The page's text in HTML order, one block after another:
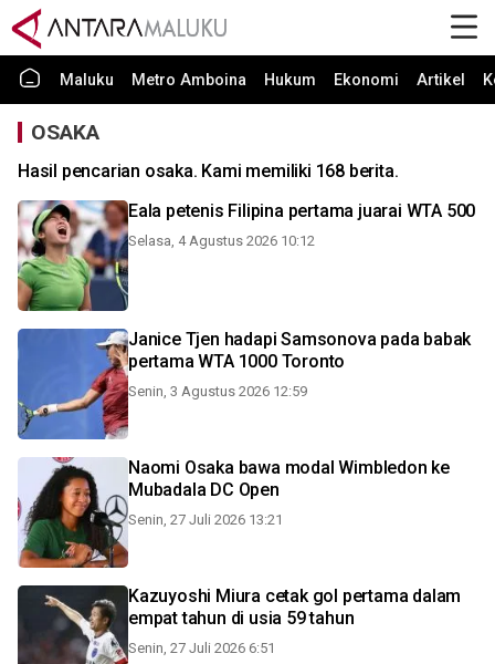
Maluku Metro Amboina Hukum Ekonomi Artikel
OSAKA
Hasil pencarian osaka. Kami memiliki 168 berita.
Eala petenis Filipina pertama juarai WTA 500
Selasa, 4 Agustus 2026 10:12
Janice Tjen hadapi Samsonova pada babak
pertama WTA 1000 Toronto
Senin, 3 Agustus 2026 12:59
Naomi Osaka bawa modal Wimbledon ke
Mubadala DC Open
Senin, 27 Juli 2026 13:21
Kazuyoshi Miura cetak gol pertama dalam
empat tahun di usia 59 tahun
Senin, 27 Juli 2026 6:51